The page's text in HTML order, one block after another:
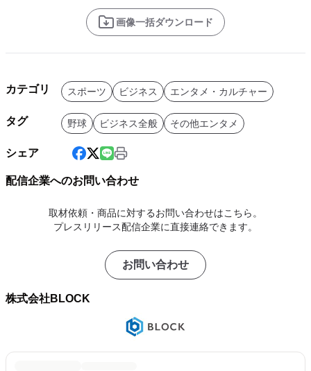
画像一括ダウンロード
カテゴリ スポーツ ビジネス エンタメ・カルチャー
タグ 野球 ビジネス全般 その他エンタメ
シェア
配信企業へのお問い合わせ
取材依頼・商品に対するお問い合わせはこちら。
プレスリリース配信企業に直接連絡できます。
お問い合わせ
株式会社BLOCK